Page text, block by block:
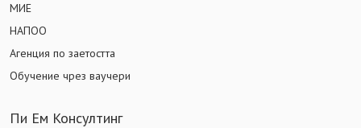
МИЕ
НАПОО
Агенция по заетостта
Обучение чрез ваучери
Пи Ем Консултинг